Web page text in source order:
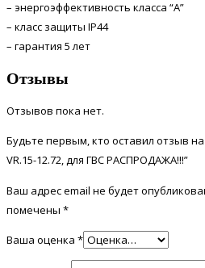
– энергоэффективность класса “А”
– класс защиты IP44
– гарантия 5 лет
Отзывы
Отзывов пока нет.
Будьте первым, кто оставил отзыв
VR.15-12.72, для ГВС РАСПРОДАЖА!!!”
Ваш адрес email не будет
помечены *
Ваша оценка *